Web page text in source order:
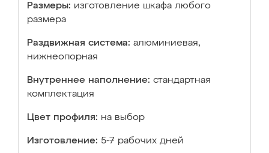
Размеры: изготовление шкафа любого
размера
Раздвижная система: алюминиевая,
нижнеопорная
Внутреннее наполнение: стандартная
комплектация
Цвет профиля: на выбор
Изготовление: 5-7 рабочих дней